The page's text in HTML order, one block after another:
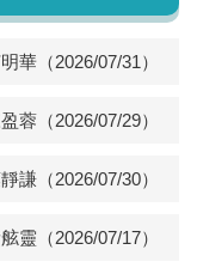
華（2026/07/31）
蓉（2026/07/29）
謙（2026/07/30）
靈（2026/07/17）